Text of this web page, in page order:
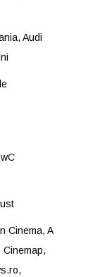
Audi
Cinema, A
Cinemap,